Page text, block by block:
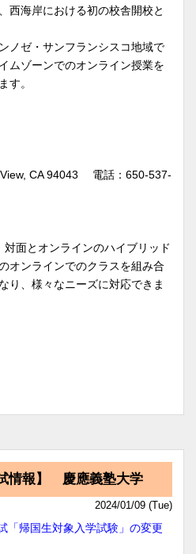
西海岸における初の校舎開校と
ノゼ・サンフランシスコ地域で
ムゾーンでのオンライン授業を
す。
CA 94043 電話：650-537-
面とオンラインのハイブリッド
オンラインでのクラスを組み合
り、様々なニーズに対応できま
情報】 慶應義塾大学
2024/01/09 (Tue)
「帰国生対象入学試験」の変更